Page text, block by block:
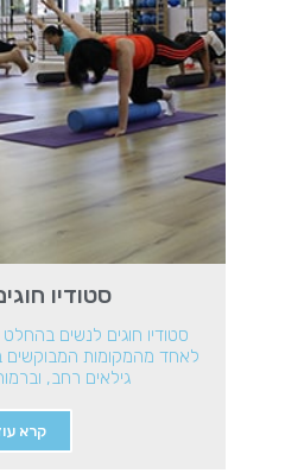
סטודיו
סטודיו חוגים לנשים
לאחד מהמקומות המבוקשים
גילאים רחב,
קרא